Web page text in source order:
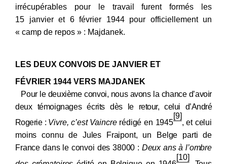
irrécupérables pour le travail furent formés les
15 janvier et 6 février 1944 pour officiellement un
« camp de repos » : Majdanek.
LES DEUX CONVOIS DE JANVIER ET
FÉVRIER 1944 VERS MAJDANEK
Pour le deuxième convoi, nous avons la chance d’avoir
deux témoignages écritsdès le retour, celui d’André
Rogerie : Vivre, c’est Vaincrerédigé en 1945
[9]
, et celui
moins connu de Jules Fraipont, un Belge parti de
France dans le convoi des 38000 : Deux ans à l’ombre
[10]
Citer cet article Fermer
LE GOUPIL, P. (2017) L’élimination des
inaptes au travail forcé : les trois convois de
victimes de Dora en 1944. En Jeu. Histoire et
Contacter Fermer